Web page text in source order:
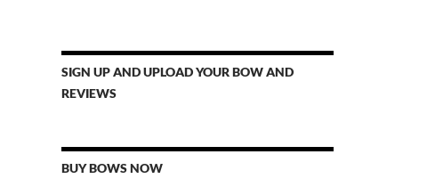
SIGN UP AND UPLOAD YOUR BOW AND
REVIEWS
BUY BOWS NOW